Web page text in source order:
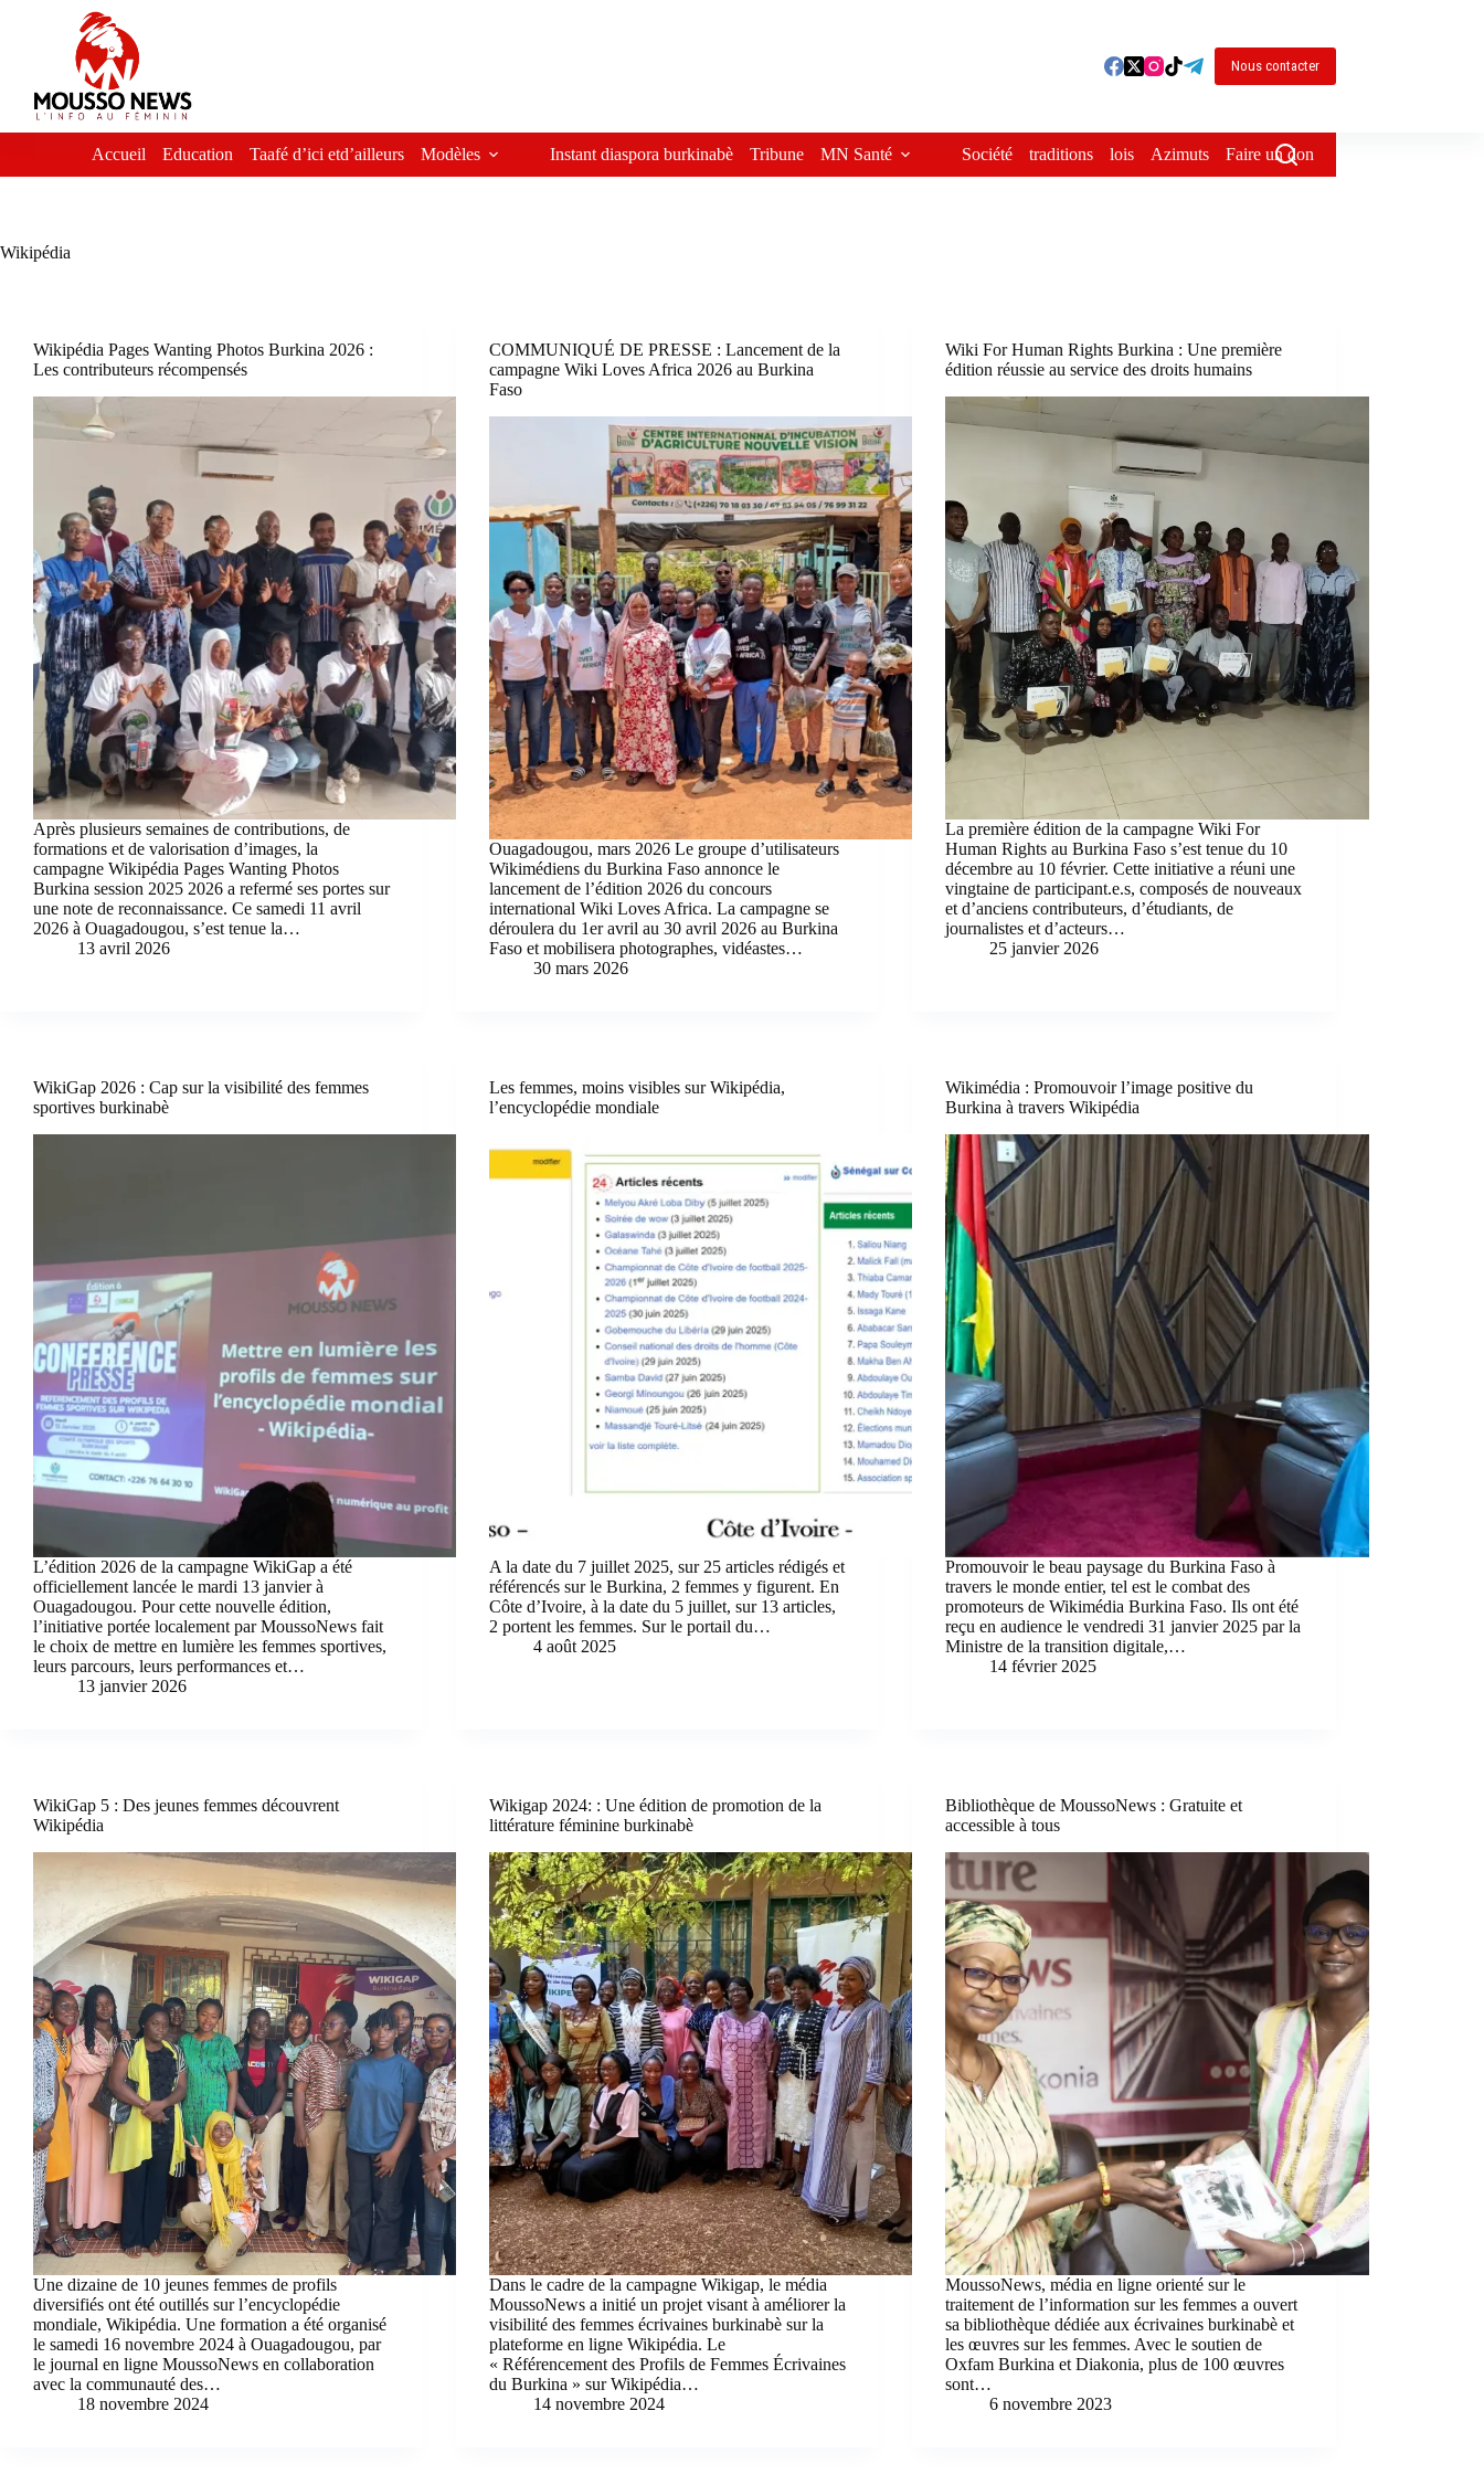
Nous contacter
Accueil Education Taafé d’ici etd’ailleurs Modèles Instant diaspora burkinabè Tribune MN Santé Société traditions lois Azimuts Faire un don
Wikipédia
Wikipédia Pages Wanting Photos Burkina 2026 :
Les contributeurs récompensés
Après plusieurs semaines de contributions, de
formations et de valorisation d’images, la
campagne Wikipédia Pages Wanting Photos
Burkina session 2025 2026 a refermé ses portes sur
une note de reconnaissance. Ce samedi 11 avril
2026 à Ouagadougou, s’est tenue la…
13 avril 2026
COMMUNIQUÉ DE PRESSE : Lancement de la
campagne Wiki Loves Africa 2026 au Burkina
Faso
Ouagadougou, mars 2026 Le groupe d’utilisateurs
Wikimédiens du Burkina Faso annonce le
lancement de l’édition 2026 du concours
international Wiki Loves Africa. La campagne se
déroulera du 1er avril au 30 avril 2026 au Burkina
Faso et mobilisera photographes, vidéastes…
30 mars 2026
Wiki For Human Rights Burkina : Une première
édition réussie au service des droits humains
La première édition de la campagne Wiki For
Human Rights au Burkina Faso s’est tenue du 10
décembre au 10 février. Cette initiative a réuni une
vingtaine de participant.e.s, composés de nouveaux
et d’anciens contributeurs, d’étudiants, de
journalistes et d’acteurs…
25 janvier 2026
WikiGap 2026 : Cap sur la visibilité des femmes
sportives burkinabè
L’édition 2026 de la campagne WikiGap a été
officiellement lancée le mardi 13 janvier à
Ouagadougou. Pour cette nouvelle édition,
l’initiative portée localement par MoussoNews fait
le choix de mettre en lumière les femmes sportives,
leurs parcours, leurs performances et…
13 janvier 2026
Les femmes, moins visibles sur Wikipédia,
l’encyclopédie mondiale
A la date du 7 juillet 2025, sur 25 articles rédigés et
référencés sur le Burkina, 2 femmes y figurent. En
Côte d’Ivoire, à la date du 5 juillet, sur 13 articles,
2 portent les femmes. Sur le portail du…
4 août 2025
Wikimédia : Promouvoir l’image positive du
Burkina à travers Wikipédia
Promouvoir le beau paysage du Burkina Faso à
travers le monde entier, tel est le combat des
promoteurs de Wikimédia Burkina Faso. Ils ont été
reçu en audience le vendredi 31 janvier 2025 par la
Ministre de la transition digitale,…
14 février 2025
WikiGap 5 : Des jeunes femmes découvrent
Wikipédia
Une dizaine de 10 jeunes femmes de profils
diversifiés ont été outillés sur l’encyclopédie
mondiale, Wikipédia. Une formation a été organisé
le samedi 16 novembre 2024 à Ouagadougou, par
le journal en ligne MoussoNews en collaboration
avec la communauté des…
18 novembre 2024
Wikigap 2024: : Une édition de promotion de la
littérature féminine burkinabè
Dans le cadre de la campagne Wikigap, le média
MoussoNews a initié un projet visant à améliorer la
visibilité des femmes écrivaines burkinabè sur la
plateforme en ligne Wikipédia. Le
« Référencement des Profils de Femmes Écrivaines
du Burkina » sur Wikipédia…
14 novembre 2024
Bibliothèque de MoussoNews : Gratuite et
accessible à tous
MoussoNews, média en ligne orienté sur le
traitement de l’information sur les femmes a ouvert
sa bibliothèque dédiée aux écrivaines burkinabè et
les œuvres sur les femmes. Avec le soutien de
Oxfam Burkina et Diakonia, plus de 100 œuvres
sont…
6 novembre 2023